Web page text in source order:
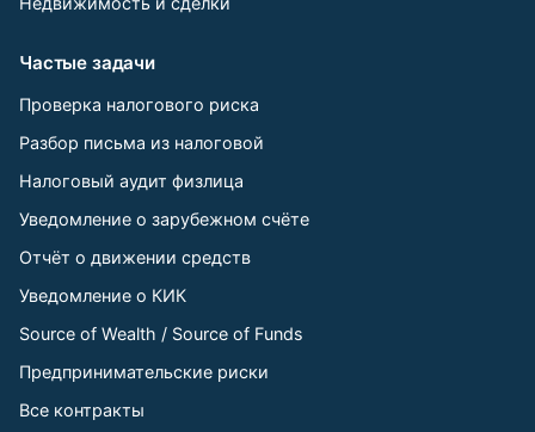
Частые задачи
Проверка налогового риска
Разбор письма из налоговой
Налоговый аудит физлица
Уведомление о зарубежном счёте
Отчёт о движении средств
Уведомление о КИК
Source of Wealth / Source of Funds
Предпринимательские риски
Все контракты